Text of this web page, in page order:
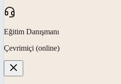
Eğitim Danışmanı
Çevrimiçi (online)